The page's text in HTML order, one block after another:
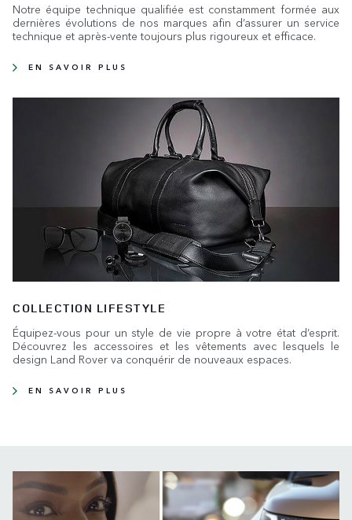
Notre équipe technique qualifiée est constamment formée aux
dernières évolutions de nos marques afin d’assurer un service
technique et après-vente toujours plus rigoureux et efficace.
EN SAVOIR PLUS
COLLECTION LIFESTYLE
Équipez-vous pour un style de vie propre à votre état d’esprit.
Découvrez les accessoires et les vêtements avec lesquels le
design Land Rover va conquérir de nouveaux espaces.
EN SAVOIR PLUS